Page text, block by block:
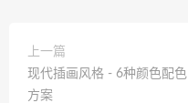
上一篇
现代插画风格 - 6种颜色配色
方案